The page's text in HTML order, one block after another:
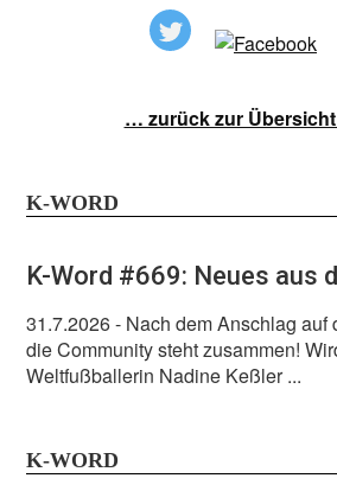
… zurück zur
K-WORD
K-Word #669: Neues aus
31.7.2026- Nach dem Anschlag auf
die Community steht zusammen!
Weltfußballerin Nadine Keßler ...
K-WORD